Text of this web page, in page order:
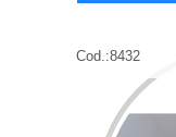
Cod.:8432